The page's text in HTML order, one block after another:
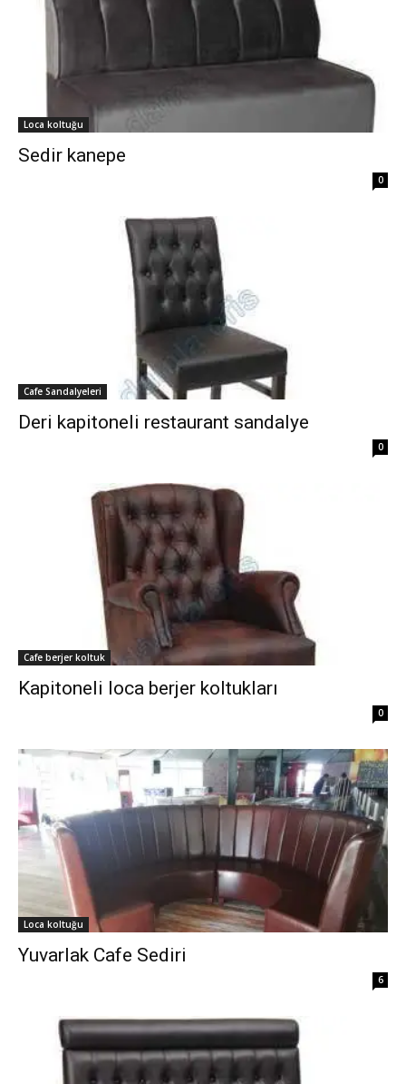
Loca koltuğu
Sedir kanepe
0
Cafe Sandalyeleri
Deri kapitoneli restaurant sandalye
0
Cafe berjer koltuk
Kapitoneli loca berjer koltukları
0
Loca koltuğu
Yuvarlak Cafe Sediri
6